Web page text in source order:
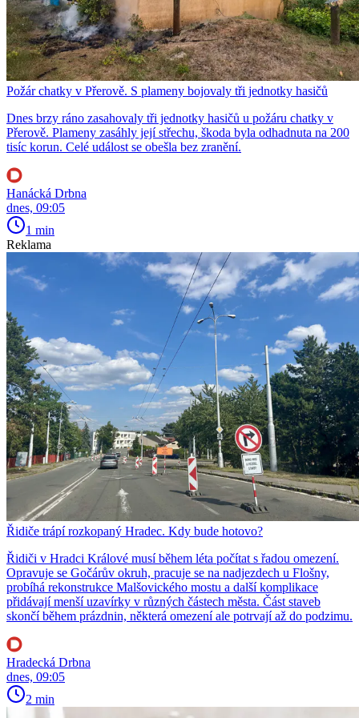
Požár chatky v Přerově. S plameny bojovaly tři jednotky hasičů
Dnes brzy ráno zasahovaly tři jednotky hasičů u požáru chatky v
Přerově. Plameny zasáhly její střechu, škoda byla odhadnuta na 200
tisíc korun. Celé událost se obešla bez zranění.
Hanácká Drbna
dnes, 09:05
1 min
Reklama
Řidiče trápí rozkopaný Hradec. Kdy bude hotovo?
Řidiči v Hradci Králové musí během léta počítat s řadou omezení.
Opravuje se Gočárův okruh, pracuje se na nadjezdech u Flošny,
probíhá rekonstrukce Malšovického mostu a další komplikace
přidávají menší uzavírky v různých částech města. Část staveb
skončí během prázdnin, některá omezení ale potrvají až do podzimu.
Hradecká Drbna
dnes, 09:05
2 min